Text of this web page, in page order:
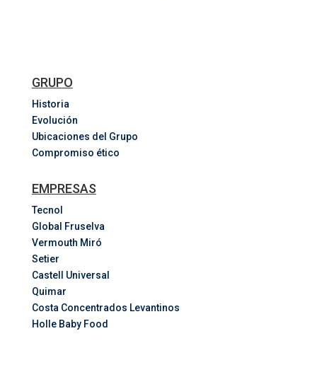
GRUPO
Historia
Evolución
Ubicaciones del Grupo
Compromiso ético
EMPRESAS
Tecnol
Global Fruselva
Vermouth Miró
Setier
Castell Universal
Quimar
Costa Concentrados Levantinos
Holle Baby Food